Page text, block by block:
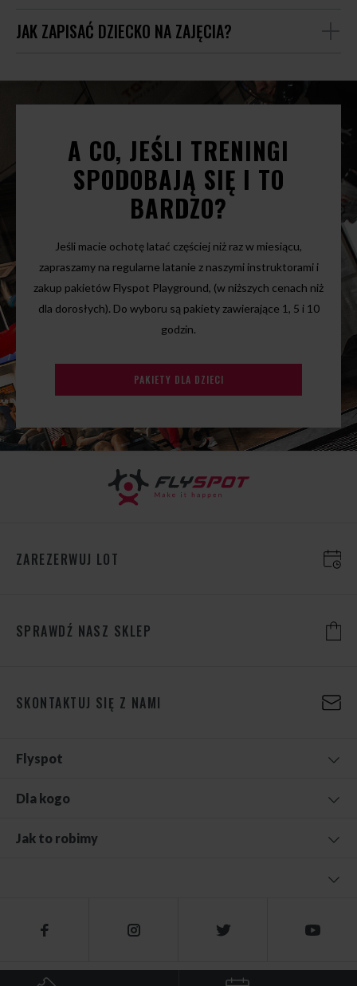
JAK ZAPISAĆ DZIECKO NA ZAJĘCIA?
A CO, JEŚLI TRENINGI
SPODOBAJĄ SIĘ I TO
BARDZO?
Jeśli macie ochotę latać częściej niż raz w miesiącu,
zapraszamy na regularne latanie z naszymi instruktorami i
zakup pakietów Flyspot Playground, (w niższych cenach niż
dla dorosłych). Do wyboru są pakiety zawierające 1, 5 i 10
godzin.
PAKIETY DLA DZIECI
ZAREZERWUJ LOT
SPRAWDŹ NASZ SKLEP
SKONTAKTUJ SIĘ Z NAMI
Flyspot
Dla kogo
Jak to robimy